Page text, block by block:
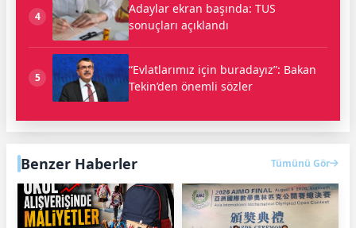
4
Adaylar ekran başında: TUS
sonuçları açıklandı
5
“Evlatlarımız için buradayız”: Bakan
Tekin’den önemli sözler
Benzer Haberler Tümünü Gör